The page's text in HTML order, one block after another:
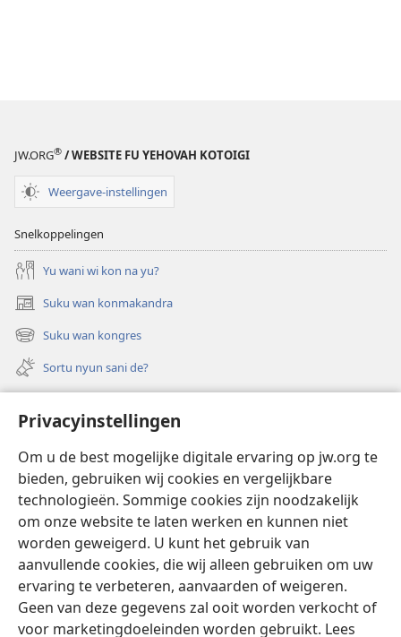
Privacyinstellingen
Om u de best mogelijke digitale ervaring op jw.org te
bieden, gebruiken wij cookies en vergelijkbare
technologieën. Sommige cookies zijn noodzakelijk
om onze website te laten werken en kunnen niet
worden geweigerd. U kunt het gebruik van
aanvullende cookies, die wij alleen gebruiken om uw
ervaring te verbeteren, aanvaarden of weigeren.
Geen van deze gegevens zal ooit worden verkocht of
voor marketingdoeleinden worden gebruikt. Lees
KRESTEN
NANGA
A
PREIKIWROKO
STUDIE-
BUKU
mei-
2024
JW.ORG® / WEBSITE FU YEHOVAH KOTOIGI
Weergave-instellingen
Snelkoppelingen
Yu wani wi kon na yu?
Suku wan konmakandra
(opent
nieuw
venster)
Suku wan kongres
(opent
nieuw
venster)
Sortu nyun sani de?
Video’s met audiodescriptie
Suku
Bijdrage
(opent
venster)Waktitoren LIBRARY TAPU INTERNET™
(opent
nieuw
venster)JW Hub ®
(opent
nieuw